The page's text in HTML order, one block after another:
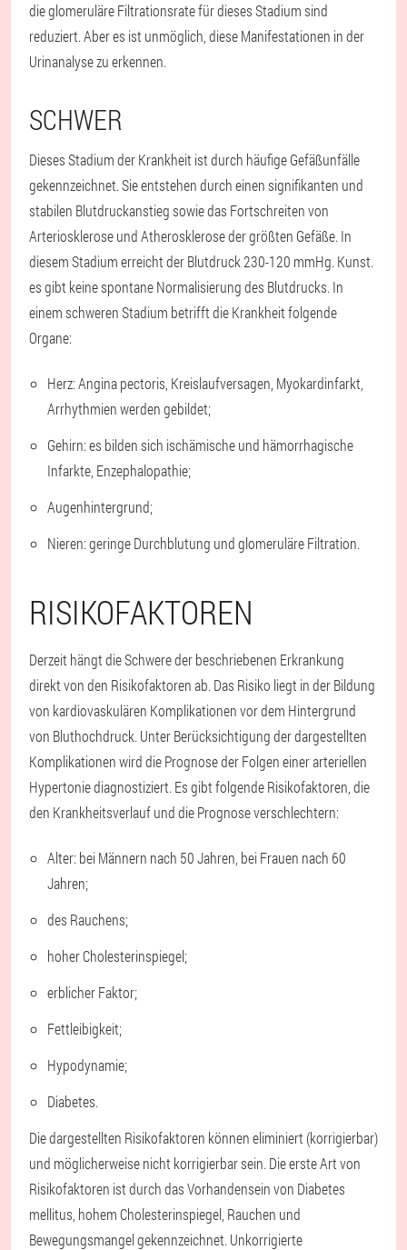
die glomeruläre Filtrationsrate für dieses Stadium sind
reduziert. Aber es ist unmöglich, diese Manifestationen in der
Urinanalyse zu erkennen.
SCHWER
Dieses Stadium der Krankheit ist durch häufige Gefäßunfälle
gekennzeichnet. Sie entstehen durch einen signifikanten und
stabilen Blutdruckanstieg sowie das Fortschreiten von
Arteriosklerose und Atherosklerose der größten Gefäße. In
diesem Stadium erreicht der Blutdruck 230-120 mmHg. Kunst.
es gibt keine spontane Normalisierung des Blutdrucks. In
einem schweren Stadium betrifft die Krankheit folgende
Organe:
Herz: Angina pectoris, Kreislaufversagen, Myokardinfarkt,
Arrhythmien werden gebildet;
Gehirn: es bilden sich ischämische und hämorrhagische
Infarkte, Enzephalopathie;
Augenhintergrund;
Nieren: geringe Durchblutung und glomeruläre Filtration.
RISIKOFAKTOREN
Derzeit hängt die Schwere der beschriebenen Erkrankung
direkt von den Risikofaktoren ab. Das Risiko liegt in der Bildung
von kardiovaskulären Komplikationen vor dem Hintergrund
von Bluthochdruck. Unter Berücksichtigung der dargestellten
Komplikationen wird die Prognose der Folgen einer arteriellen
Hypertonie diagnostiziert. Es gibt folgende Risikofaktoren, die
den Krankheitsverlauf und die Prognose verschlechtern:
Alter: bei Männern nach 50 Jahren, bei Frauen nach 60
Jahren;
des Rauchens;
hoher Cholesterinspiegel;
erblicher Faktor;
Fettleibigkeit;
Hypodynamie;
Diabetes.
Die dargestellten Risikofaktoren können eliminiert (korrigierbar)
und möglicherweise nicht korrigierbar sein. Die erste Art von
Risikofaktoren ist durch das Vorhandensein von Diabetes
mellitus, hohem Cholesterinspiegel, Rauchen und
Bewegungsmangel gekennzeichnet. Unkorrigierte